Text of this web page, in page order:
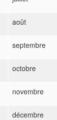
août
septembre
octobre
novembre
décembre